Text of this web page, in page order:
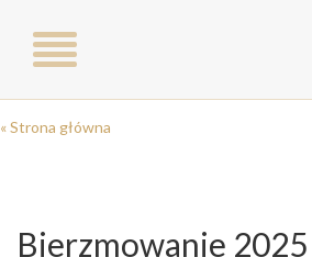
Toggle
navigation
« Strona główna
Bierzmowanie 2025